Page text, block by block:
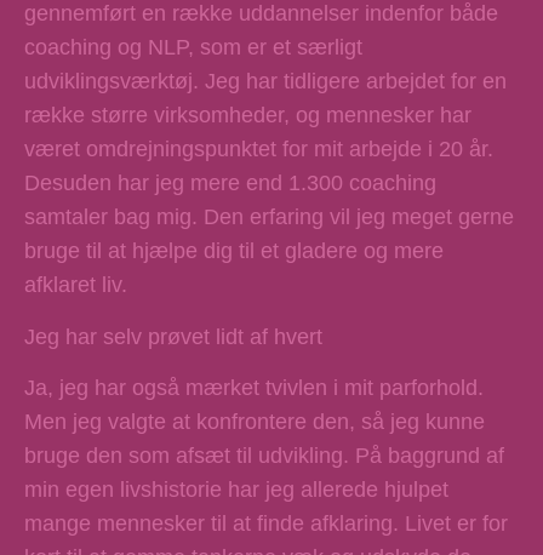
gennemført en række uddannelser indenfor både
coaching og NLP, som er et særligt
udviklingsværktøj. Jeg har tidligere arbejdet for en
række større virksomheder, og mennesker har
været omdrejningspunktet for mit arbejde i 20 år.
Desuden har jeg mere end 1.300 coaching
samtaler bag mig. Den erfaring vil jeg meget gerne
bruge til at hjælpe dig til et gladere og mere
afklaret liv.
Jeg har selv prøvet lidt af hvert
Ja, jeg har også mærket tvivlen i mit parforhold.
Men jeg valgte at konfrontere den, så jeg kunne
bruge den som afsæt til udvikling. På baggrund af
min egen livshistorie har jeg allerede hjulpet
mange mennesker til at finde afklaring. Livet er for